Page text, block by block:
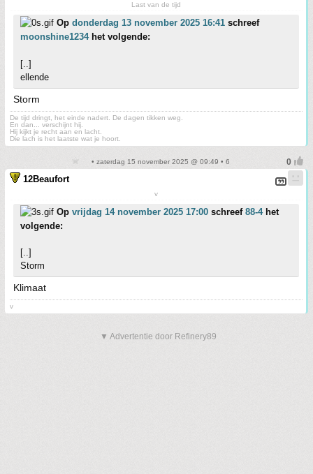
Last van de tijd
Op donderdag 13 november 2025 16:41 schreef
moonshine1234het volgende:
[..]
ellende
Storm
De tijd dringt, het einde nadert. De dagen tikken weg.
En dan... verschijnt hij.
Hij kijkt je recht aan en lacht.
Die lach is het laatste wat je hoort.
• zaterdag 15 november 2025 @ 09:49 • 6
12Beaufort
v
Op vrijdag 14 november 2025 17:00 schreef 88-4het
volgende:
[..]
Storm
Klimaat
v
▼ Advertentie door Refinery89